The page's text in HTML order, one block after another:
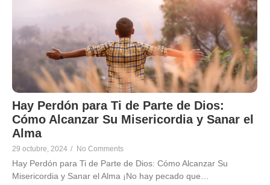
Hay Perdón para Ti de Parte de Dios:
Cómo Alcanzar Su Misericordia y Sanar el
Alma
29 octubre, 2024 / No Comments
Hay Perdón para Ti de Parte de Dios: Cómo Alcanzar Su
Misericordia y Sanar el Alma ¡No hay pecado que…